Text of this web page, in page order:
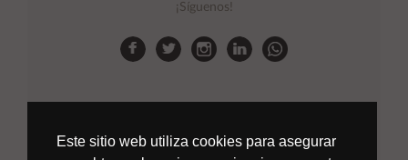
Este sitio web utiliza cookies para asegurar
¡Síguenos!